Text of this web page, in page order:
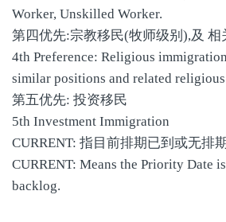
Worker, Unskilled Worker.
第四优先:宗教移民(牧师级别),及 相
4th Preference: Religious
similar positions and related
第五优先: 投资移民
5th Investment Immigration
CURRENT: 指目前排期已到或无排
CURRENT: Means the Priority Date
backlog.